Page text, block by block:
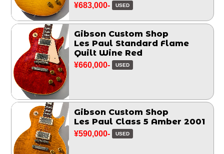
¥683,000- USED
Gibson Custom Shop
Les Paul Standard Flame
Quilt Wine Red
¥660,000- USED
Gibson Custom Shop
Les Paul Class 5 Amber 2001
¥590,000- USED